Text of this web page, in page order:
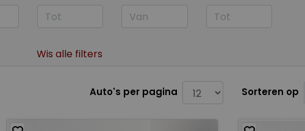
Wis alle filters
Auto's per pagina Sorteren op